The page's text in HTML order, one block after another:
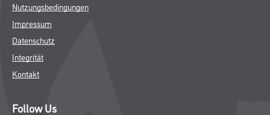
Nutzungsbedingungen
Impressum
Datenschutz
Integrität
Kontakt
Follow Us